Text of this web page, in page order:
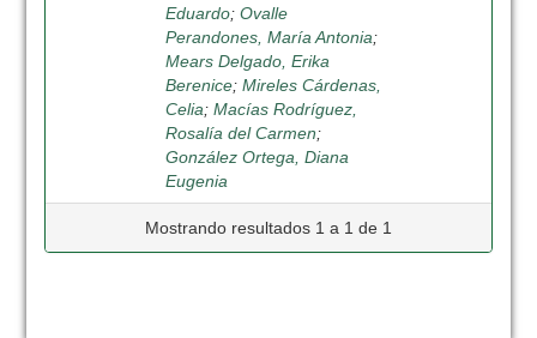
Eduardo; Ovalle
Perandones, María Antonia;
Mears Delgado, Erika
Berenice; Mireles Cárdenas,
Celia; Macías Rodríguez,
Rosalía del Carmen;
González Ortega, Diana
Eugenia
Mostrando resultados 1 a 1 de 1